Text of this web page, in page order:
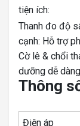
tiện ích:
Thanh đo độ
cạnh: Hỗ trợ
Cờ lê & chổi
dưỡng dễ
Thông
Điện áp